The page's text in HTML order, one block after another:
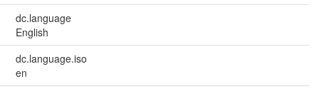
dc.language
English
dc.language.iso
en